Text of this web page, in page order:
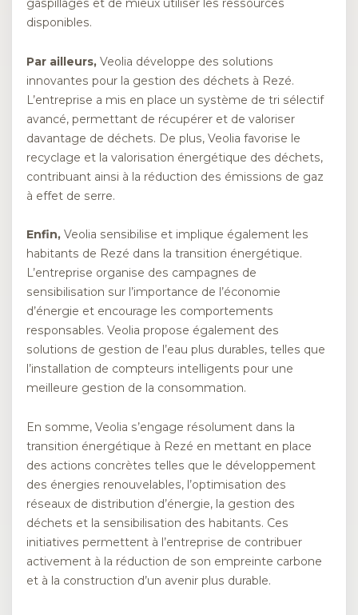
gaspillages et de mieux utiliser les ressources
disponibles.
Par ailleurs, Veolia développe des solutions
innovantes pour la gestion des déchets à Rezé.
L’entreprise a mis en place un système de tri sélectif
avancé, permettant de récupérer et de valoriser
davantage de déchets. De plus, Veolia favorise le
recyclage et la valorisation énergétique des déchets,
contribuant ainsi à la réduction des émissions de gaz
à effet de serre.
Enfin, Veolia sensibilise et implique également les
habitants de Rezé dans la transition énergétique.
L’entreprise organise des campagnes de
sensibilisation sur l’importance de l’économie
d’énergie et encourage les comportements
responsables. Veolia propose également des
solutions de gestion de l’eau plus durables, telles que
l’installation de compteurs intelligents pour une
meilleure gestion de la consommation.
En somme, Veolia s’engage résolument dans la
transition énergétique à Rezé en mettant en place
des actions concrètes telles que le développement
des énergies renouvelables, l’optimisation des
réseaux de distribution d’énergie, la gestion des
déchets et la sensibilisation des habitants. Ces
initiatives permettent à l’entreprise de contribuer
activement à la réduction de son empreinte carbone
et à la construction d’un avenir plus durable.